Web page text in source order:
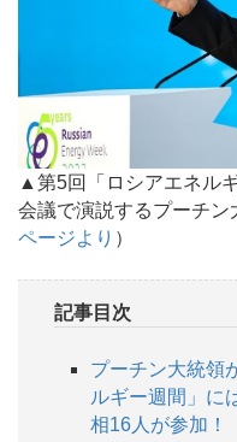
▲第5回「ロシアエネル
会議で演説するプーチン
ページより ）
記事目次
プーチン大統領
ルギー週間」に
相16人が参加！